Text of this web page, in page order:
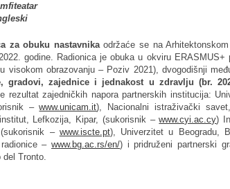
za obuku nastavnikaodržaće se na
godine. Radionica je obuka u okviru ERASMUS+
visokom obrazovanju – Poziv 2021), dvogodišnji
gradovi, zajednice i jednakost u zdravlju (br.
rezultat zajedničkih napora partnerskih institucija:
–www.unicam.it), Nacionalni istraživački
Lefkozija, Kipar, (sukorisnik –www.cyi.ac.cy)
– www.iscte.pt), Univerzitet u Beogradu,
– www.bg.ac.rs/en/) i pridruženi partnerski
del Tronto.